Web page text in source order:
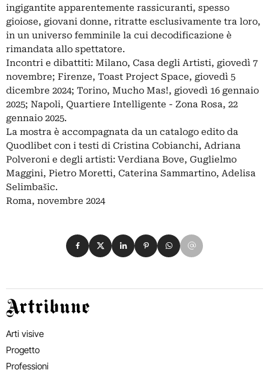
ingigantite apparentemente rassicuranti, spesso
gioiose, giovani donne, ritratte esclusivamente tra loro,
in un universo femminile la cui decodificazione è
rimandata allo spettatore.
Incontri e dibattiti: Milano, Casa degli Artisti, giovedì 7
novembre; Firenze, Toast Project Space, giovedì 5
dicembre 2024; Torino, Mucho Mas!, giovedì 16 gennaio
2025; Napoli, Quartiere Intelligente - Zona Rosa, 22
gennaio 2025.
La mostra è accompagnata da un catalogo edito da
Quodlibet con i testi di Cristina Cobianchi, Adriana
Polveroni e degli artisti: Verdiana Bove, Guglielmo
Maggini, Pietro Moretti, Caterina Sammartino, Adelisa
Selimbašic.
Roma, novembre 2024
Condividi su Facebook
Condividi su X
Condividi su LinkedIn
Condividi su Pinterest
Condividi su WhatsApp
Condividi su Email
Artribune
Arti visive
Progetto
Professioni